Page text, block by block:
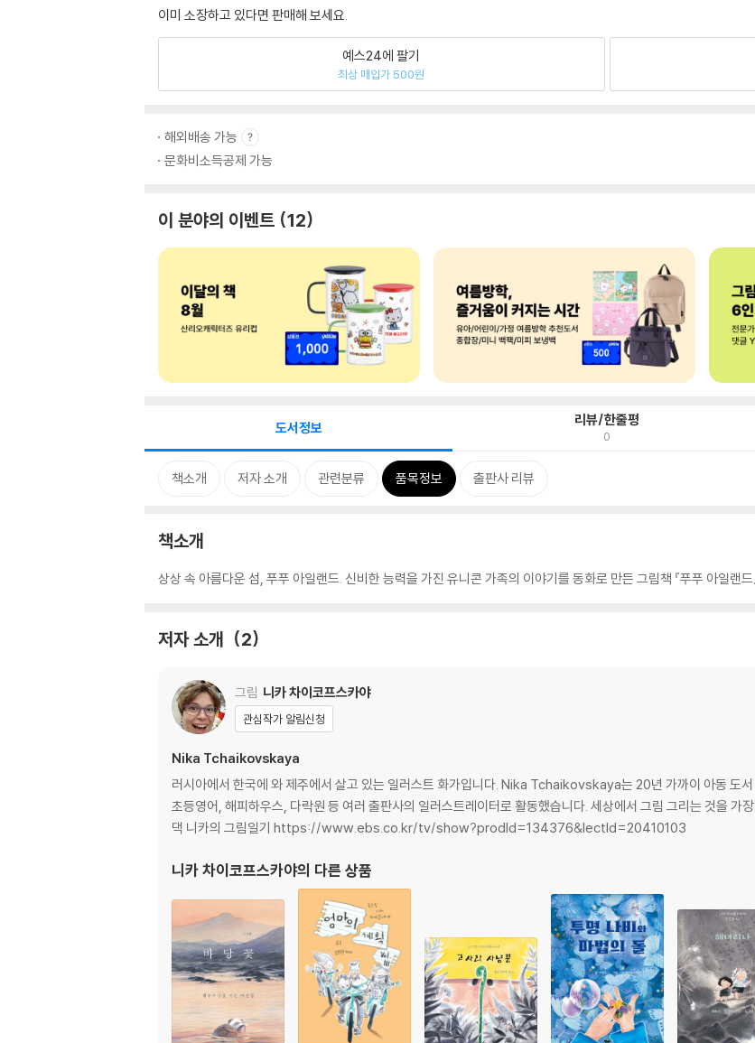
이미 소장하고 있다면 판매해 보세요.
예스24에 팔기
최상 매입가 500원
해외배송 가능
문화비소득공제 가능
이 분야의 이벤트 12
도서정보 리뷰/한줄평
0
책소개 저자 소개 관련분류 품목정보 출판사 리뷰
책소개
상상 속 아름다운 섬, 푸푸 아일랜드. 신비한 능력을 가진 유니콘 가족의 이야기를 동화로 만든 그림책 『푸푸 아일랜드
저자 소개 2
그림 니카 차이코프스카야
관심작가 알림신청
Nika Tchaikovskaya
러시아에서 한국에 와 제주에서 살고 있는 일러스트 화가입니다. Nika Tchaikovskaya는 20년 가까이 아동 도
초등영어, 해피하우스, 다락원 등 여러 출판사의 일러스트레이터로 활동했습니다. 세상에서 그림 그리는 것을 가
댁 니카의 그림일기 https://www.ebs.co.kr/tv/show?prodId=134376&lectId=20410103
니카 차이코프스카야의 다른 상품